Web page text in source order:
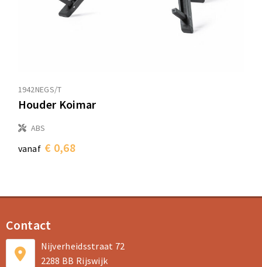
1942NEGS/T
Houder Koimar
ABS
vanaf € 0,68
Contact
Nijverheidsstraat 72
2288 BB Rijswijk